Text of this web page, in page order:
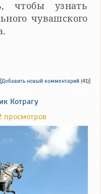
чтобы узнать
чувашского
[Добавить новый комментарий (41)]
Котрагу
просмотров